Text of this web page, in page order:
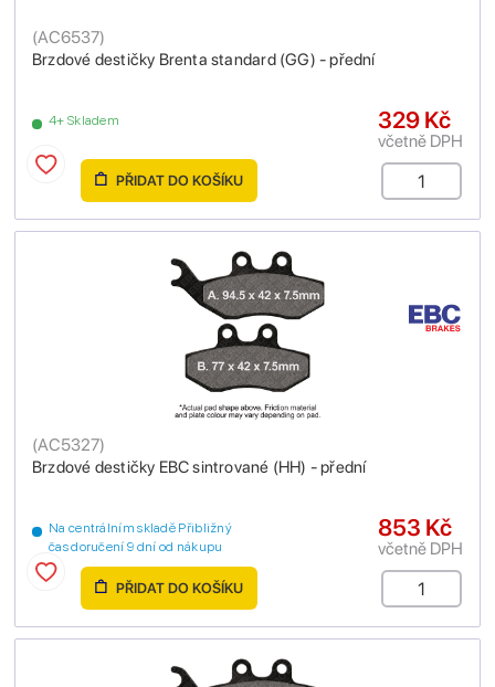
Brzdové destičky Brenta standard (GG) - přední
(AC6537)
4+ Skladem 329 Kč
včetně DPH
PŘIDAT DO KOŠÍKU
Brzdové destičky EBC sintrované (HH) - přední
(AC5327)
Na centrálním skladě Přibližný
čas doručení 9 dní od nákupu
853 Kč
včetně DPH
PŘIDAT DO KOŠÍKU